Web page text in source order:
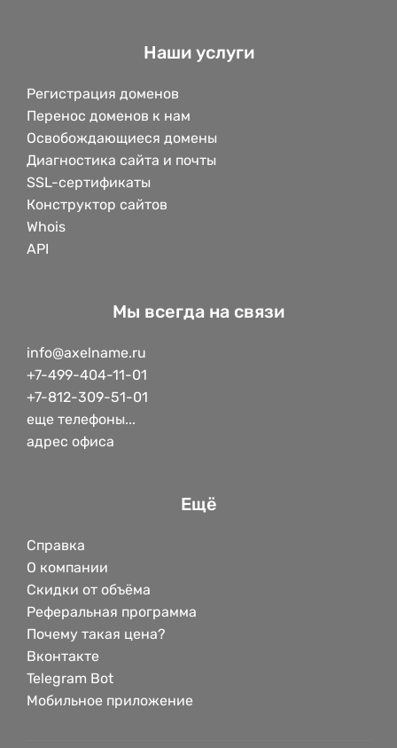
Наши услуги
Регистрация доменов
Перенос доменов к нам
Освобождающиеся домены
Диагностика сайта и почты
SSL-сертификаты
Конструктор сайтов
Whois
API
Мы всегда на связи
info@axelname.ru
+7-499-404-11-01
+7-812-309-51-01
еще телефоны...
адрес офиса
Ещё
Справка
О компании
Скидки от объёма
Реферальная программа
Почему такая цена?
Вконтакте
Telegram Bot
Мобильное приложение